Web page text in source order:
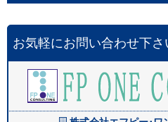
お気軽にお問い合わせ下さ